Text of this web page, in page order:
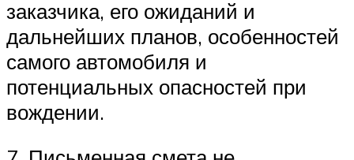
заказчика, его ожиданий и
дальнейших планов, особенностей
самого автомобиля и
потенциальных опасностей при
вождении.